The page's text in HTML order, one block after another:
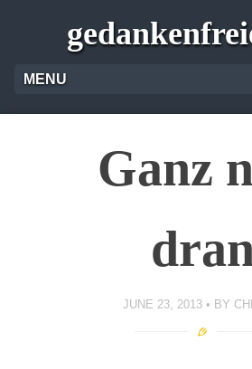
MENU
Ganz
JUNE 23, 2013 BY